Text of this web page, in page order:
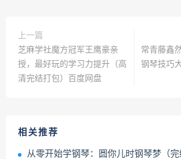
上一篇
芝麻学社魔方冠军王鹰豪亲
授，最好玩的学习力提升（高
清完结打包）百度网盘
常青藤鑫
钢琴技巧
相关推荐
从零开始学钢琴：圆你儿时钢琴梦（完